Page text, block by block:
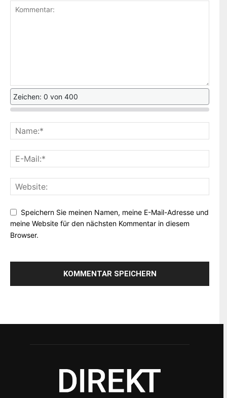
Zeichen: 0 von 400
Speichern Sie meinen Namen, meine E-Mail-Adresse und
meine Website für den nächsten Kommentar in diesem
Browser.